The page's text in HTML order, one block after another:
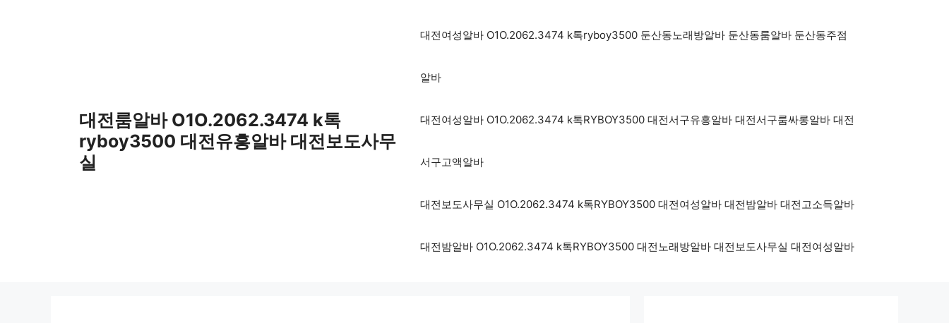
대전룸알바 O1O.2062.3474 k톡
ryboy3500 대전유흥알바 대전보도사무
실
대전여성알바 O1O.2062.3474 k톡ryboy3500 둔산동노래방알바 둔산동룸알바 둔산동주점
알바
대전여성알바 O1O.2062.3474 k톡RYBOY3500 대전서구유흥알바 대전서구룸싸롱알바 대전
서구고액알바
대전보도사무실 O1O.2062.3474 k톡RYBOY3500 대전여성알바 대전밤알바 대전고소득알바
대전밤알바 O1O.2062.3474 k톡RYBOY3500 대전노래방알바 대전보도사무실 대전여성알바